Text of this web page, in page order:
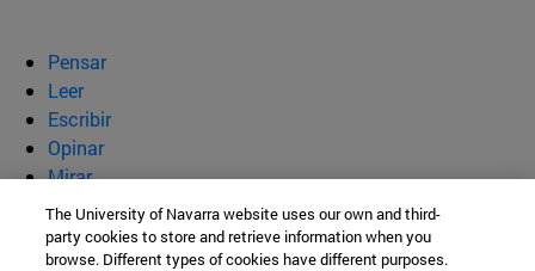
Pensar
Leer
Escribir
Opinar
Mirar
Quiénes somos
BeBrave
The University of Navarra website uses our own and third-
party cookies to store and retrieve information when you
browse. Different types of cookies have different purposes.